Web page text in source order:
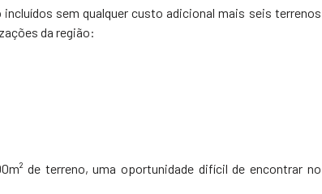
sem qualquer custo adicional mais seis terrenos
da região:
de terreno, uma oportunidade difícil de encontrar no